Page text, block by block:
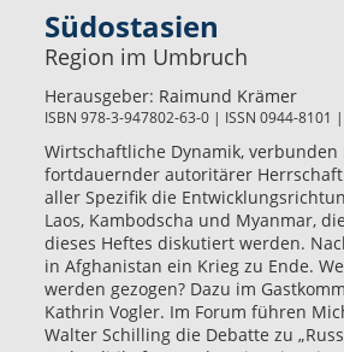
Südostasien
Region im Umbruch
Herausgeber: Raimund Krämer
ISBN 978-3-947802-63-0 | ISSN 0944-8101
Wirtschaftliche Dynamik, verbunden
fortdauernder autoritärer
aller Spezifik die
Laos, Kambodscha und Myanmar,
dieses Heftes diskutiert werden.
in Afghanistan ein Krieg zu Ende.
werden gezogen? Dazu im
Kathrin Vogler. Im Forum führen
Walter Schilling die Debatte zu